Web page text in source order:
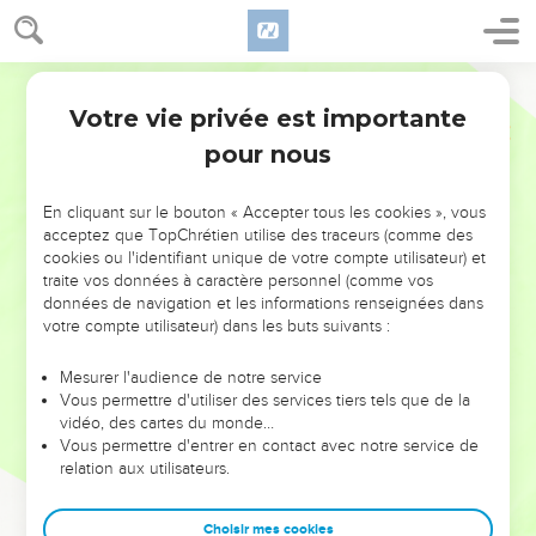
NE MANQUEZ PAS L’ÉVÉNEMENT
DE L’ANNÉE !
ET SI LEURS ERREURS POUVAIENT VOUS ÉVITER LES
VOTRES ?
leur foi ou leur vision. Mais on voit moins les doutes, les erreurs
et les saisons difficiles qu'ils ont traversés, alors même que ce
sont elles qui les ont façonnés.
Dans cette conférence, leaders, entrepreneurs, et responsables
clés pour avancer avec plus de sagesse afin que leurs erreurs
Votre vie privée est importante
pour nous
En cliquant sur le bouton « Accepter tous les cookies », vous
acceptez que TopChrétien utilise des traceurs (comme des
cookies ou l'identifiant unique de votre compte utilisateur) et
traite vos données à caractère personnel (comme vos
données de navigation et les informations renseignées dans
votre compte utilisateur) dans les buts suivants :
Mesurer l'audience de notre service
Vous permettre d'utiliser des services tiers tels que de la
vidéo, des cartes du monde…
Vous permettre d'entrer en contact avec notre service de
relation aux utilisateurs.
Choisir mes cookies